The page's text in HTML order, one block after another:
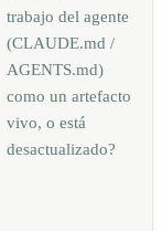
trabajo del agente
(CLAUDE.md /
AGENTS.md)
como un artefacto
vivo, o está
desactualizado?